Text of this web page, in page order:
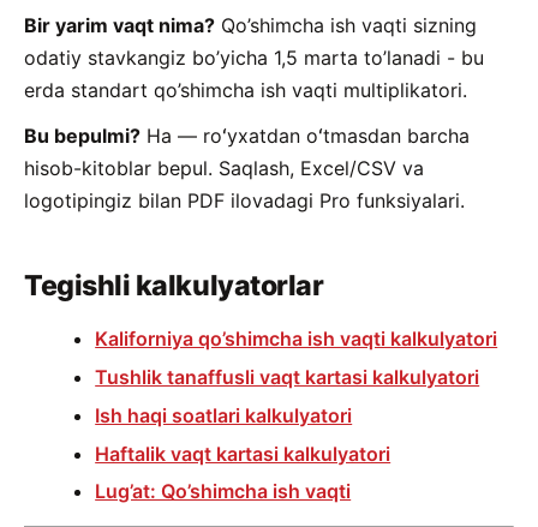
Bir yarim vaqt nima? Qo’shimcha ish vaqti sizning
odatiy stavkangiz bo’yicha 1,5 marta to’lanadi - bu
erda standart qo’shimcha ish vaqti multiplikatori.
Bu bepulmi? Ha — roʻyxatdan oʻtmasdan barcha
hisob-kitoblar bepul. Saqlash, Excel/CSV va
logotipingiz bilan PDF ilovadagi Pro funksiyalari.
Tegishli kalkulyatorlar
Kaliforniya qo’shimcha ish vaqti kalkulyatori
Tushlik tanaffusli vaqt kartasi kalkulyatori
Ish haqi soatlari kalkulyatori
Haftalik vaqt kartasi kalkulyatori
Lug’at: Qo’shimcha ish vaqti